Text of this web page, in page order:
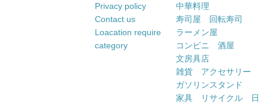
Privacy policy
Contact us
Loacation require
category
中華料理
寿司屋 回転寿司
ラーメン屋
コンビニ 酒屋
文房具店
雑貨 アクセサリー
ガソリンスタンド
家具 リサイクル 日